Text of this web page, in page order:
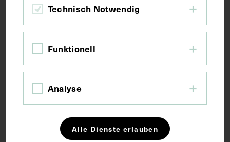
Bildmaß 12 x 17,2 cm
Kurzbeschreibung
Technisch Notwendig
Funktionell
Analyse
Alle Dienste erlauben